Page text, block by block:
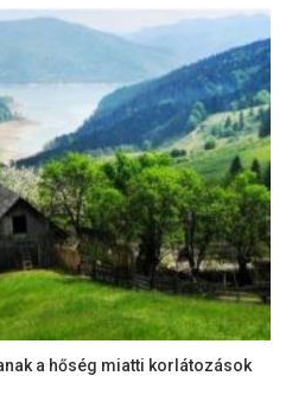
a hőség miatti korlátozások